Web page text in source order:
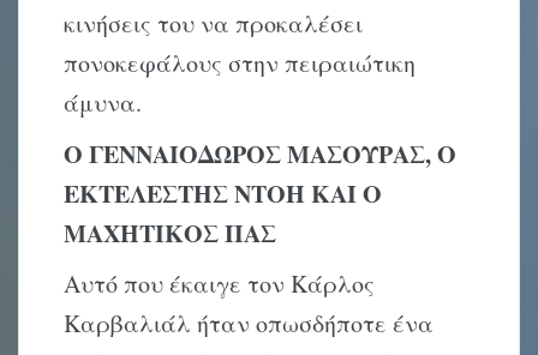
κινήσεις του να προκαλέσει
πονοκεφάλους στην πειραιώτικη
άμυνα.
Ο ΓΕΝΝΑΙΟΔΩΡΟΣ ΜΑΣΟΥΡΑΣ, Ο
ΕΚΤΕΛΕΣΤΗΣ ΝΤΟΗ ΚΑΙ Ο
ΜΑΧΗΤΙΚΟΣ ΠΑΣ
Αυτό που έκαιγε τον Κάρλος
Καρβαλιάλ ήταν οπωσδήποτε ένα